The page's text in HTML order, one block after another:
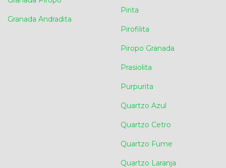
Granada Andradita
Pirita
Pirofilita
Piropo Granada
Prasiolita
Purpurita
Quartzo Azul
Quartzo Cetro
Quartzo Fume
Quartzo Laranja